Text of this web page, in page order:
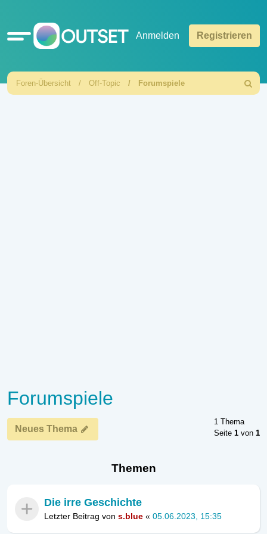
Schnellzugriff Anmelden Registrieren
Foren-Übersicht Off-Topic Forumspiele
Suche
Forumspiele
Neues Thema
1 Thema
Seite 1 von 1
Themen
Die irre Geschichte
Letzter Beitrag von s.blue « 05.06.2023, 15:35